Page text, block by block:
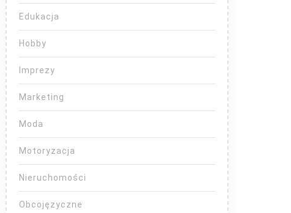
Edukacja
Hobby
Imprezy
Marketing
Moda
Motoryzacja
Nieruchomości
Obcojęzyczne